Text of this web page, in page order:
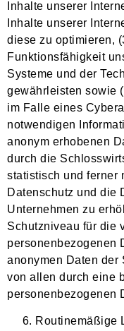
Inhalte unserer
Inhalte unserer
diese zu optimieren,
Funktionsfähigkeit
Systeme und der
gewährleisten sowie
im Falle eines
notwendigen
anonym erhobenen
durch die
statistisch und ferner
Datenschutz und die
Unternehmen zu
Schutzniveau für die
personenbezogenen
anonymen Daten der
von allen durch eine
personenbezogenen
Routinemäßige